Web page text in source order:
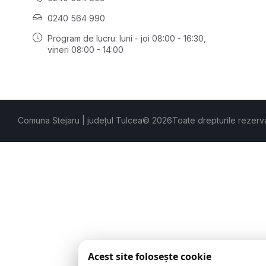
0240 564 990
Program de lucru: luni - joi 08:00 - 16:30,
vineri 08:00 - 14:00
Comuna Stejaru | județul Tulcea© 2026Toate drepturile
Acest site folosește cookie